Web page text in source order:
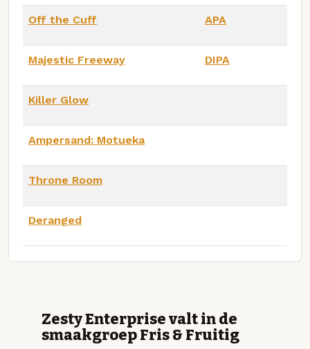
Off the Cuff APA
Majestic Freeway DIPA
Killer Glow
Ampersand: Motueka
Throne Room
Deranged
Zesty Enterprise valt in de
smaakgroep Fris & Fruitig